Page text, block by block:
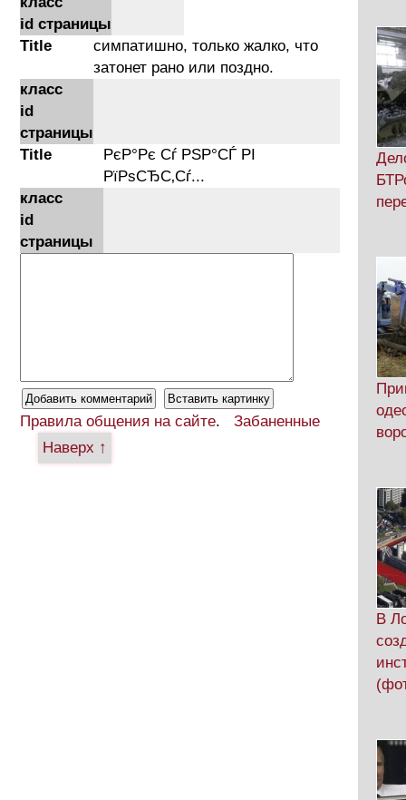
id страницы
Title
симпатишно, только жалко, что
затонет рано или поздно.
класс
id
страницы
Title
РєР°Рє Сѓ РЅР°СЃ РІ
РїРѕСЂС‚Сѓ...
класс
id
страницы
Правила общения на сайте. Забаненные
Наверх ↑
В